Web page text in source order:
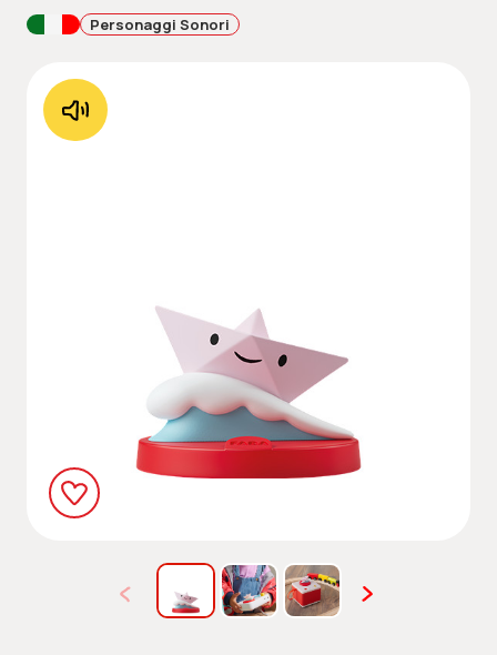
Personaggi Sonori